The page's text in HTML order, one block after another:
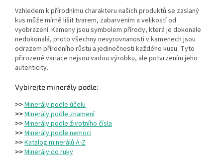
Vzhledem k přírodnímu charakteru našich produktů se zaslaný
kus může mírně lišit tvarem, zabarvením a velikostí od
vyobrazení. Kameny jsou symbolem přírody, která je dokonale
nedokonalá, proto všechny nevyrovnanosti v kamenech jsou
odrazem přírodního růstu a jedinečnosti každého kusu. Tyto
přirozené variace nejsou vadou výrobku, ale potvrzením jeho
autenticity.
Vybírejte minerály podle:
>>Minerály podle účelu
>>Minerály podle znamení
>>Minerály podle životního čísla
>>Minerály podle nemoci
>>Katalog minerálů A-Z
>>Minerály do ruky